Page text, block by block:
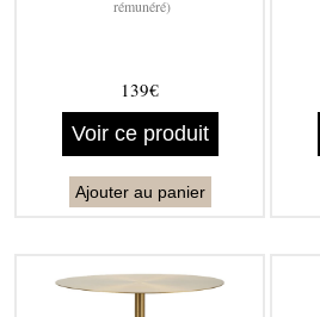
rémunéré)
139€
Voir ce produit
Ajouter au panier